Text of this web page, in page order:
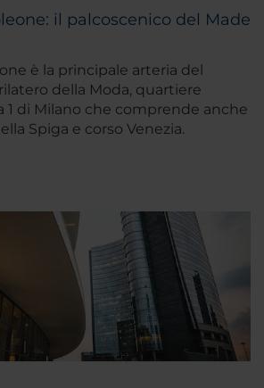
il palcoscenico del Made
è la principale arteria del
della Moda, quartiere
1 di Milano che comprende anche
Spiga e corso Venezia.